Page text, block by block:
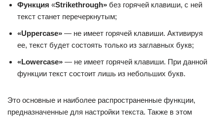
Функция «Strikethrough» без горячей клавиши, с ней
текст станет перечеркнутым;
«Uppercase» — не имеет горячей клавиши. Активируя
ее, текст будет состоять только из заглавных букв;
«Lowercase» — не имеет горячей клавиши. При данной
функции текст состоит лишь из небольших букв.
Это основные и наиболее распространенные функции,
предназначенные для настройки текста. Также в этом